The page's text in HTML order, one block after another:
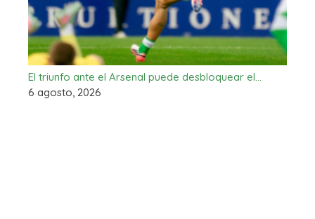
El triunfo ante el Arsenal puede desbloquear el…
6 agosto, 2026